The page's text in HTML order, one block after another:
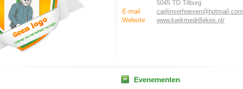
5045 TD Tilburg
E-mail
carlijnverhoeven@hotmail.com
Website
www.kwikmedrillekes.nl/
Evenementen